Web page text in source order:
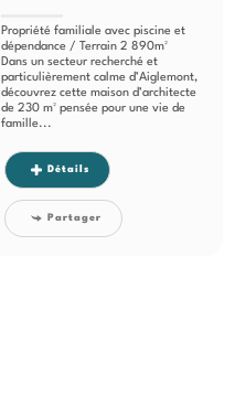
Propriété familiale avec piscine et
dépendance / Terrain 2 890m²
Dans un secteur recherché et
particulièrement calme d’Aiglemont,
découvrez cette maison d’architecte
de 230 m² pensée pour une vie de
famille...
Détails
Partager